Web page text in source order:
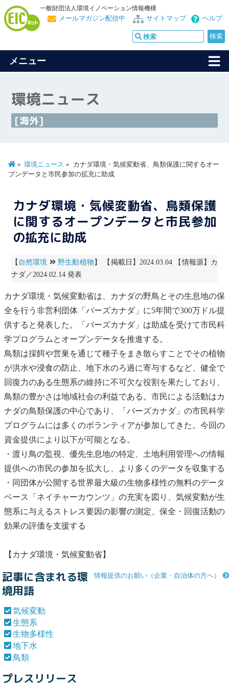
一般財団法人環境イノベーション情報機構
ヘルプ
サイトマップ
メールマガジン配信中
メニュー
環境ニュース
[海外]
環境ニュース
カナダ環境・気候変動省、鳥類保護に関するオー
プンデータと市民参加の拡充に助成
カナダ環境・気候変動省、鳥類保護
に関するオープンデータと市民参加
の拡充に助成
【 自然環境 野生動植物 】 【掲載日】2024.03.04 【情報源】カ
ナダ／2024.02.14 発表
カナダ環境・ 気候変動省は、カナダの野鳥とその生息地の保
全を行う非営利団体「バーズカナダ」に5年間で300万ドル提
供すると発表した。「バーズカナダ」は助成を受けて市民科
学プログラムとオープンデータを推進する。
鳥類は採餌や営巣を通じて種子をまき散らすことでその植物
が洪水や浸食の防止、 地下水のろ過に寄与するなど、健全で
回復力のある生態系の維持に不可欠な役割を果たしており、
鳥類の豊かさは地域社会の利益である。市民による活動はカ
ナダの鳥類保護の中心であり、「バーズカナダ」の市民科学
プログラムには多くのボランティアが参加してきた。今回の
資金提供により以下が可能となる。
・渡り鳥の監視、優先生息地の特定、土地利用管理への情報
提供への市民の参加を拡大し、より多くのデータを収集する
・同団体が公開する世界最大級の生物多様性の無料のデータ
ベース「ネイチャーカウンツ」の充実を図り、 気候変動が生
態系に与えるストレス要因の影響の測定、保全・回復活動の
効果の評価を支援する
【カナダ環境・ 気候変動省】
情報提供のお願い（企業・自治体の方へ）
記事に含まれる環
境用語
気候変動
生態系
生物多様性
地下水
鳥類
プレスリリース